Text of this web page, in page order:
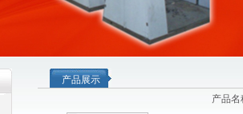
产品展示
产品名